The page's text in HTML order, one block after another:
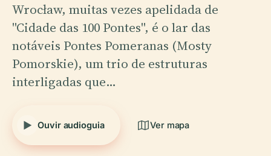
Wrocław, muitas vezes apelidada de
"Cidade das 100 Pontes", é o lar das
notáveis Pontes Pomeranas (Mosty
Pomorskie), um trio de estruturas
interligadas que…
Ouvir audioguia Ver mapa